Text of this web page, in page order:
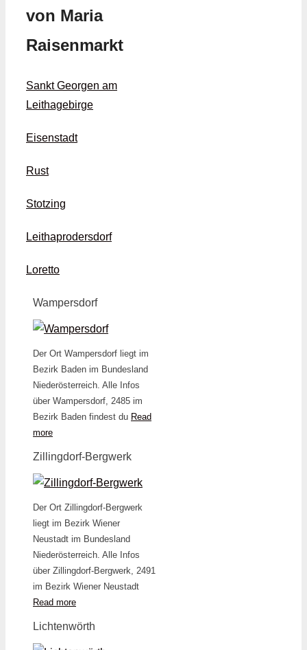
von Maria
Raisenmarkt
Sankt Georgen am
Leithagebirge
Eisenstadt
Rust
Stotzing
Leithaprodersdorf
Loretto
Wampersdorf
Der Ort Wampersdorf liegt im
Bezirk Baden im Bundesland
Niederösterreich. Alle Infos
über Wampersdorf, 2485 im
Bezirk Baden findest du Read
more
Zillingdorf-Bergwerk
Der Ort Zillingdorf-Bergwerk
liegt im Bezirk Wiener
Neustadt im Bundesland
Niederösterreich. Alle Infos
über Zillingdorf-Bergwerk, 2491
im Bezirk Wiener Neustadt
Read more
Lichtenwörth